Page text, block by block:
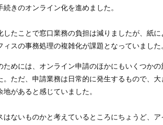
きのオンライン化を進めました。
したことで窓口業務の負担は減りましたが、紙
スの事務処理の複雑化が課題となっていました
ためには、オンライン申請のほかにもいくつか
ただ、申請業務は日常的に発生するもので、大
があると感じていました。
はないものかと考えているところにちょうど、